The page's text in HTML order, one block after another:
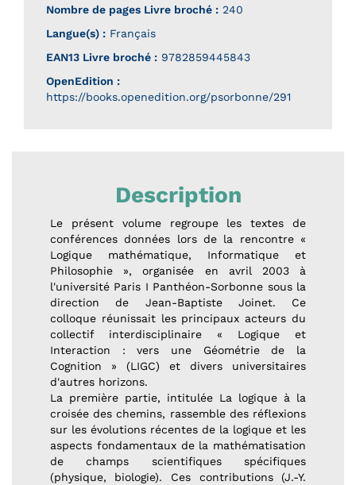
Nombre de pages Livre broché : 240
Langue(s) : Français
EAN13 Livre broché : 9782859445843
OpenEdition :
https://books.openedition.org/psorbonne/291
Description
Le présent volume regroupe les textes de
conférences données lors de la rencontre «
Logique mathématique, Informatique et
Philosophie », organisée en avril 2003 à
l'université Paris I Panthéon-Sorbonne sous la
direction de Jean-Baptiste Joinet. Ce
colloque réunissait les principaux acteurs du
collectif interdisciplinaire « Logique et
Interaction : vers une Géométrie de la
Cognition » (LIGC) et divers universitaires
d'autres horizons.
La première partie, intitulée La logique à la
croisée des chemins, rassemble des réflexions
sur les évolutions récentes de la logique et les
aspects fondamentaux de la mathématisation
de champs scientifiques spécifiques
(physique, biologie). Ces contributions (J.-Y.